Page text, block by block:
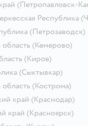
(Петропавловск-
Республика
(Петрозаводск)
(Кемерово)
(Киров)
(Сыктывкар)
(Кострома)
край (Краснодар)
край (Красноярск)